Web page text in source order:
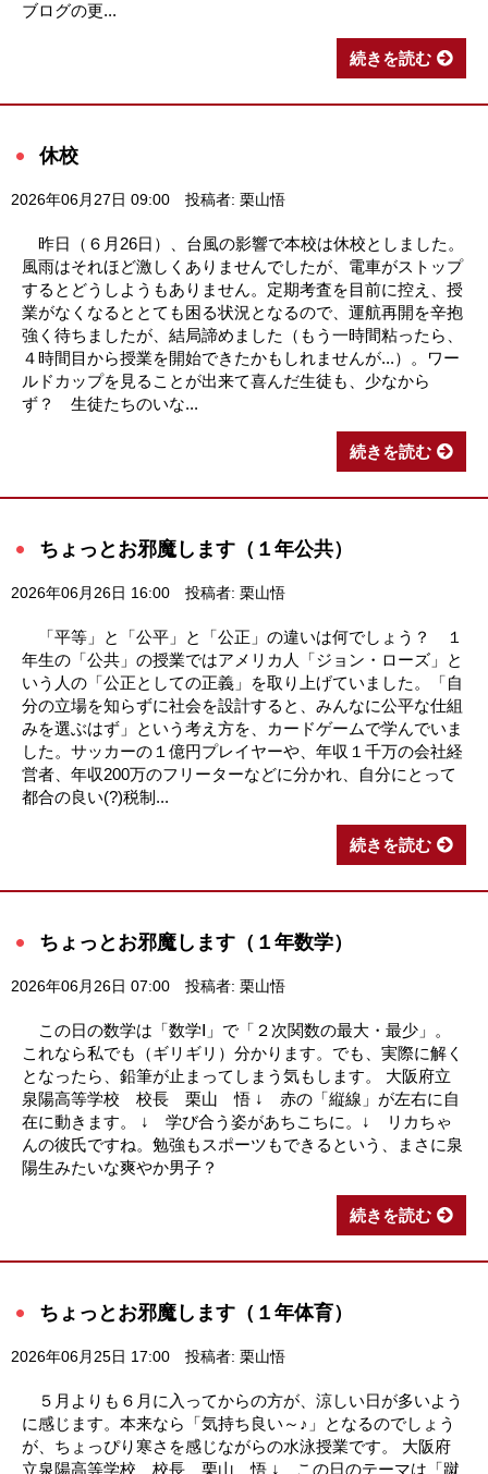
ブログの更...
続きを読む
休校
2026年06月27日 09:00 投稿者: 栗山悟
昨日（６月26日）、台風の影響で本校は休校としました。
風雨はそれほど激しくありませんでしたが、電車がストップ
するとどうしようもありません。定期考査を目前に控え、授
業がなくなるととても困る状況となるので、運航再開を辛抱
強く待ちましたが、結局諦めました（もう一時間粘ったら、
４時間目から授業を開始できたかもしれませんが...）。ワー
ルドカップを見ることが出来て喜んだ生徒も、少なから
ず？ 生徒たちのいな...
続きを読む
ちょっとお邪魔します（１年公共）
2026年06月26日 16:00 投稿者: 栗山悟
「平等」と「公平」と「公正」の違いは何でしょう？ １
年生の「公共」の授業ではアメリカ人「ジョン・ローズ」と
いう人の「公正としての正義」を取り上げていました。「自
分の立場を知らずに社会を設計すると、みんなに公平な仕組
みを選ぶはず」という考え方を、カードゲームで学んでいま
した。サッカーの１億円プレイヤーや、年収１千万の会社経
営者、年収200万のフリーターなどに分かれ、自分にとって
都合の良い(?)税制...
続きを読む
ちょっとお邪魔します（１年数学）
2026年06月26日 07:00 投稿者: 栗山悟
この日の数学は「数学Ⅰ」で「２次関数の最大・最少」。
これなら私でも（ギリギリ）分かります。でも、実際に解く
となったら、鉛筆が止まってしまう気もします。 大阪府立
泉陽高等学校 校長 栗山 悟 ↓ 赤の「縦線」が左右に自
在に動きます。 ↓ 学び合う姿があちこちに。↓ リカちゃ
んの彼氏ですね。勉強もスポーツもできるという、まさに泉
陽生みたいな爽やか男子？
続きを読む
ちょっとお邪魔します（１年体育）
2026年06月25日 17:00 投稿者: 栗山悟
５月よりも６月に入ってからの方が、涼しい日が多いよう
に感じます。本来なら「気持ち良い～♪」となるのでしょう
が、ちょっぴり寒さを感じながらの水泳授業です。 大阪府
立泉陽高等学校 校長 栗山 悟 ↓ この日のテーマは「蹴